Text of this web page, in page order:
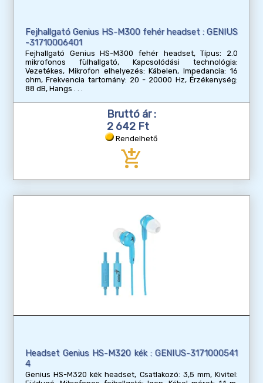
Fejhallgató Genius HS-M300 fehér headset : GENIUS
-31710006401
Fejhallgató Genius HS-M300 fehér headset, Típus: 2.0
mikrofonos fülhallgató, Kapcsolódási technológia:
Vezetékes, Mikrofon elhelyezés: Kábelen, Impedancia: 16
ohm, Frekvencia tartomány: 20 - 20000 Hz, Érzékenység:
88 dB, Hangs
Bruttó ár :
2 642 Ft
Rendelhető
add_shopping_cart
Headset Genius HS-M320 kék : GENIUS-3171000541
4
Genius HS-M320 kék headset, Csatlakozó: 3,5 mm, Kivitel: